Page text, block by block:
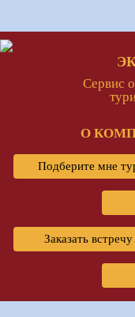
Сервис
О
Подберите мне
Заказать встречу